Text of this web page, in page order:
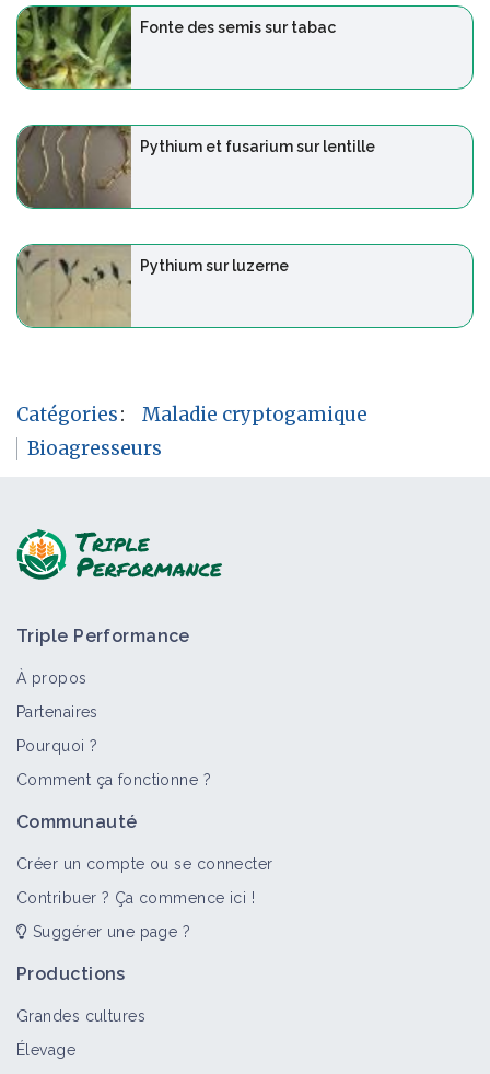
Fonte des semis sur tabac
Pythium et fusarium sur lentille
Pythium sur luzerne
Catégories:
Maladie cryptogamique
Bioagresseurs
Triple Performance
À propos
Partenaires
Pourquoi ?
Comment ça fonctionne ?
Communauté
Créer un compte ou se connecter
Contribuer ? Ça commence ici !
Suggérer une page ?
Productions
Grandes cultures
Élevage